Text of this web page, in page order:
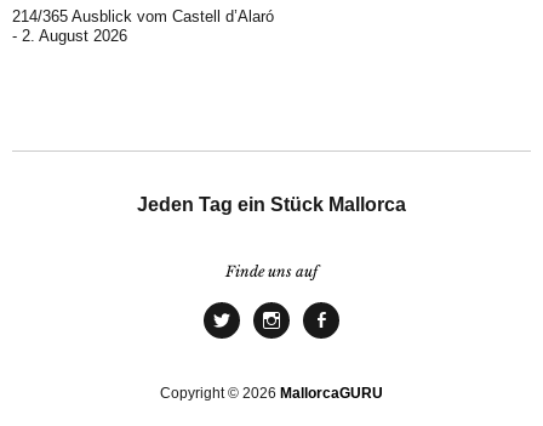
214/365 Ausblick vom Castell d’Alaró
2. August 2026
Jeden Tag ein Stück Mallorca
Finde uns auf
Copyright © 2026 MallorcaGURU